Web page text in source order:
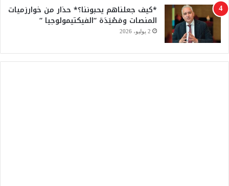
*كيف جعلناهم يحبوننا؟* حذار من خوارزميات
المنصات ومَصْيَدَة “الفيكتيمولوجيا “
2 يوليو، 2026